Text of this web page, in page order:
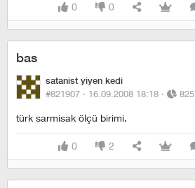
0 0
bas
satanist yiyen kedi
#821907 · 16.09.2008 18:18 · 825
türk sarmisak ölçü birimi.
0 2